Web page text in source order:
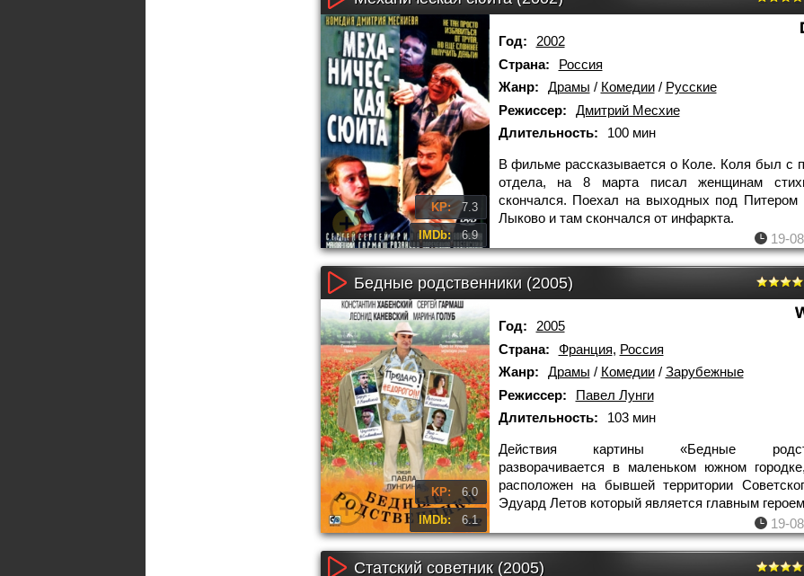
KP: 7.3
IMDb: 6.9
Год:
2002
Страна:
Россия
Жанр:
Драмы / Комедии/ Русские
Режиссер:
Дмитрий Месхие
Длительность:
100 мин
В фильме рассказывается о Коле. Коля был с
отдела, на 8 марта писал женщинам
скончался. Поехал на выходных под Питером
Лыково и там скончался от инфаркта.
19-
Бедные родственники (2005)
KP: 6.0
IMDb: 6.1
Год:
2005
Страна:
Франция, Россия
Жанр:
Драмы / Комедии/ Зарубежные
Режиссер:
Павел Лунги
Длительность:
103 мин
Действия картины «Бедные
разворачивается в маленьком южном
расположен на бывшей территории
Эдуард Летов который является главным героем
19-
Статский советник (2005)